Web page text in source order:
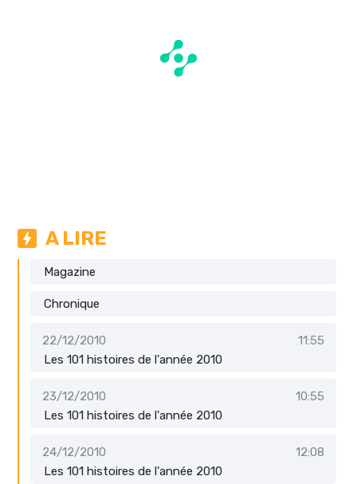
A LIRE
Magazine
Chronique
22/12/2010
11:55
Les 101 histoires de l'année 2010
23/12/2010
10:55
Les 101 histoires de l'année 2010
24/12/2010
12:08
Les 101 histoires de l'année 2010